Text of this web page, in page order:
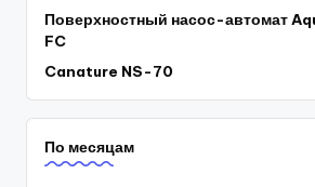
Поверхностный насос-автомат
FC
Canature NS-70
По месяцам